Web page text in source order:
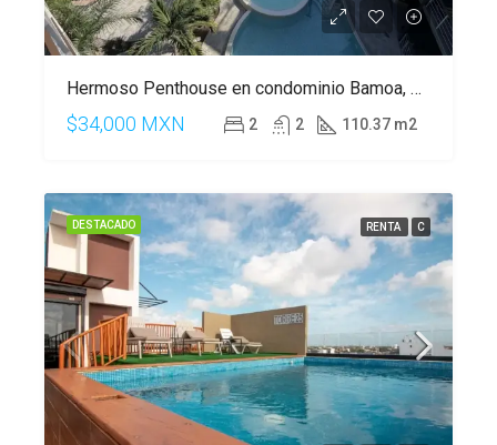
Hermoso Penthouse en condominio Bamoa, en Playacar, Playa del Carmen
$34,000 MXN 2 2 110.37 m2
DESTACADO RENTA C